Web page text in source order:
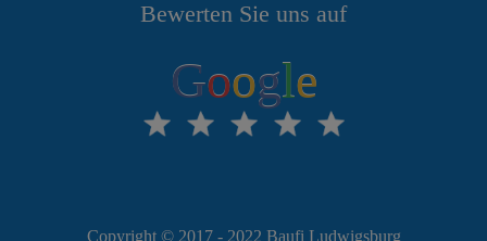
Bewerten Sie uns auf
Google
Copyright © 2017 - 2022 Baufi Ludwigsburg